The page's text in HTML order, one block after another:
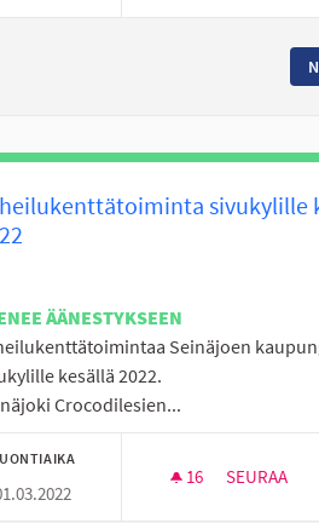
NUOPPARI JA
HARRASTUSTEN
sivukylille
ÄÄNESTYKSEEN
Seinäjoen
kesällä 2022.
Crocodilesien...
16 16 SEURAAJAA
SEURAA